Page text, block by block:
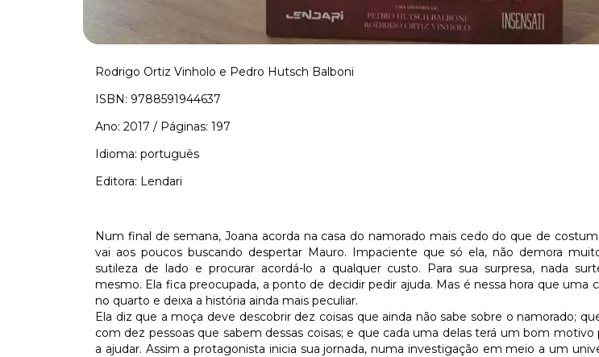
Rodrigo Ortiz Vinholo e Pedro Hutsch Balboni
ISBN: 9788591944637
Ano: 2017 / Páginas: 197
Idioma: português
Editora: Lendari
Num final de semana, Joana acorda na casa do namorado mais cedo do que de
vai aos poucos buscando despertar Mauro. Impaciente que só ela, não demora
sutileza de lado e procurar acordá-lo a qualquer custo. Para sua surpresa, nada
mesmo. Ela fica preocupada, a ponto de decidir pedir ajuda. Mas é nessa hora que uma
no quarto e deixa a história ainda mais peculiar.
Ela diz que a moça deve descobrir dez coisas que ainda não sabe sobre o namorado;
com dez pessoas que sabem dessas coisas; e que cada uma delas terá um bom motivo
a ajudar. Assim a protagonista inicia sua jornada, numa investigação em meio a um